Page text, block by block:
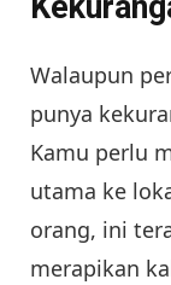
Walaupun
punya
Kamu perlu
utama ke
orang, ini
merapikan